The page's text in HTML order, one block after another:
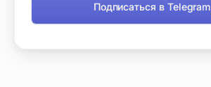
Подписаться в Telegram